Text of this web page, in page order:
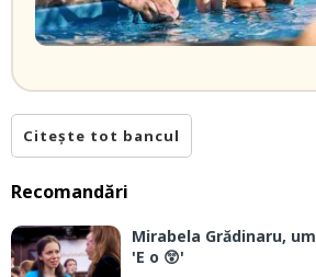
Citește tot bancul
Recomandări
Mirabela Grădinaru,
'E o 😲'